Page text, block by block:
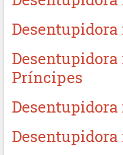
Desentupidora
Desentupidora
Príncipes